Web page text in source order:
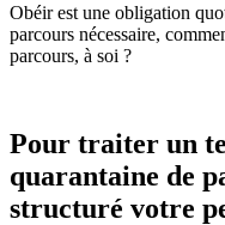
Obéir est une obligation
parcours nécessaire,
parcours, à soi ?
Pour traiter un
quarantaine de
structuré votre